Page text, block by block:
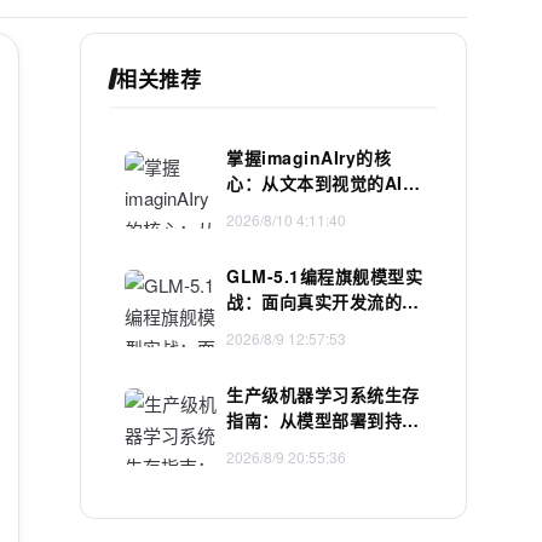
相关推荐
掌握imaginAIry的核
心：从文本到视觉的AI魔
2026/8/10 4:11:40
GLM-5.1编程旗舰模型实
战：面向真实开发流的AI
2026/8/9 12:57:53
生产级机器学习系统生存
指南：从模型部署到持续
2026/8/9 20:55:36